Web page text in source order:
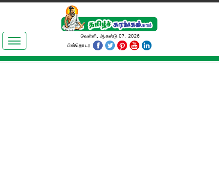
இலக்கியங்கள்
தமிழ் உலகம்
வெள்ளி, ஆகஸ்டு 07, 2026
பின்தொடர